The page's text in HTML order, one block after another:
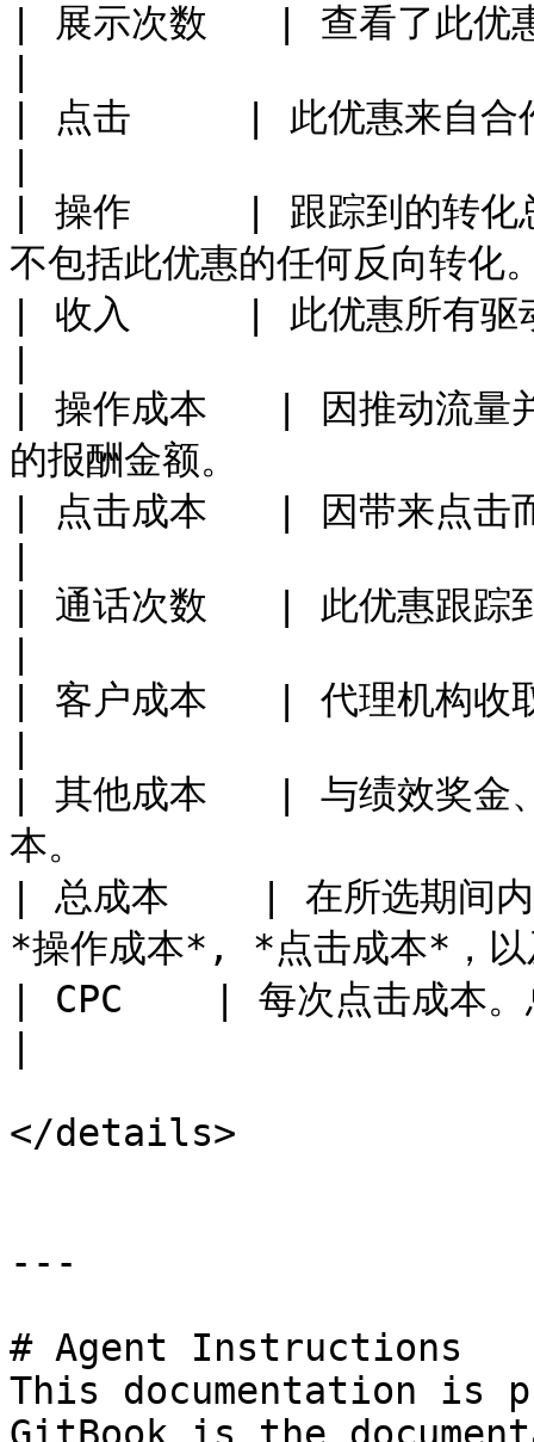
| 展示次数   | 查看了此优
| 点击     | 此优惠来自合作
| 操作     | 跟踪到的转化总
不包括此优惠的任何反
| 收入     | 此优惠所有驱
| 操作成本   | 因推动流量并
的报酬金额。
| 点击成本   | 因带来点击
| 通话次数   | 此优惠跟踪
| 客户成本   | 代理机构收
| 其他成本   | 与绩效奖金、
本。
| 总成本    | 在所选期间内
*操作成本*, *点击成本*，
| CPC    | 每次点击成本。
</details>
---
# Agent Instructions
This documentation is